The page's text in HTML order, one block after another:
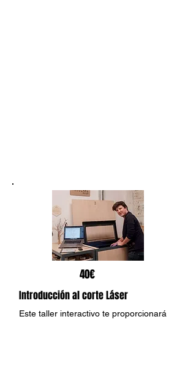
40€
Introducción al corte Láser
Este taller interactivo te proporcionará